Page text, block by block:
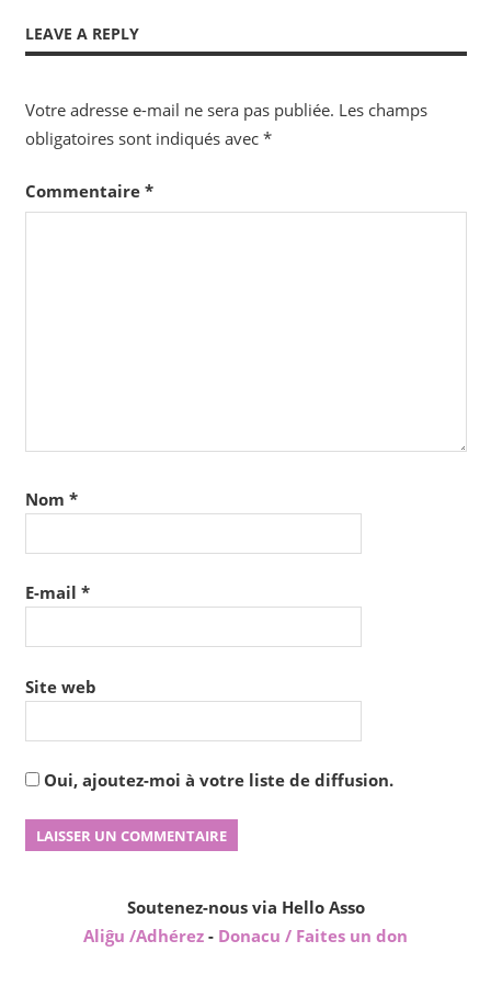
l’article
LEAVE A REPLY
Votre adresse e-mail ne sera pas publiée. Les champs
obligatoires sont indiqués avec *
Commentaire *
Nom *
E-mail *
Site web
Oui, ajoutez-moi à votre liste de diffusion.
Soutenez-nous via Hello Asso
Aliĝu /Adhérez - Donacu / Faites un don